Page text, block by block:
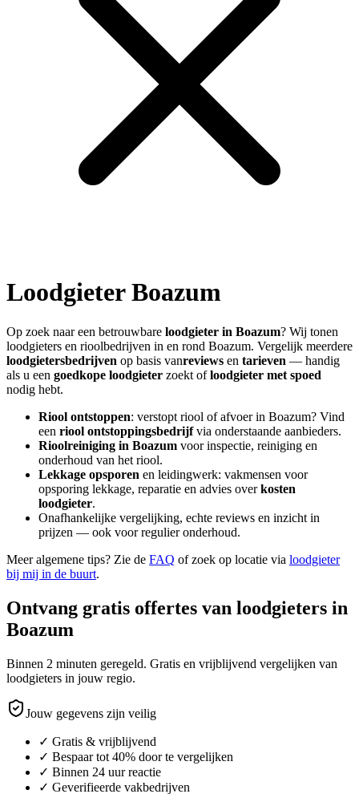
LoodgieterBoazum
Op zoek naar een betrouwbare loodgieter in Boazum? Wij tonen
loodgieters en rioolbedrijven in en rond Boazum. Vergelijk meerdere
loodgietersbedrijven op basis vanreviews en tarieven — handig
als u een goedkope loodgieter zoekt ofloodgieter met spoed
nodig hebt.
Riool ontstoppen: verstopt riool of afvoer in Boazum? Vind
een riool ontstoppingsbedrijfvia onderstaande aanbieders.
Rioolreiniging in Boazum voor inspectie, reiniging en
onderhoud van het riool.
Lekkage opsporen en leidingwerk: vakmensen voor
opsporing lekkage, reparatie en advies overkosten
loodgieter.
Onafhankelijke vergelijking, echte reviews en inzicht in
prijzen — ook voor regulier onderhoud.
Meer algemene tips? Zie de FAQ of zoek op locatie via loodgieter
bij mij in de buurt.
Ontvang gratis offertes van loodgieters in
Boazum
Binnen 2 minuten geregeld. Gratis en vrijblijvend vergelijken van
loodgieters in jouw regio.
Jouw gegevens zijn veilig
✓ Gratis & vrijblijvend
✓ Bespaar tot 40% door te vergelijken
✓ Binnen 24 uur reactie
✓ Geverifieerde vakbedrijven